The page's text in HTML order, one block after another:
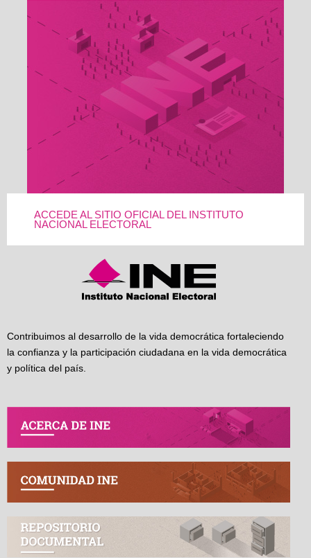
ACCEDE AL SITIO OFICIAL DEL INSTITUTO
NACIONAL ELECTORAL
Contribuimos al desarrollo de la vida democrática fortaleciendo
la confianza y la participación ciudadana en la vida democrática
y política del país.